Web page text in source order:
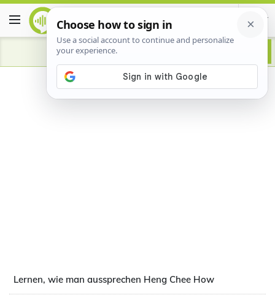
Advertisement
Lernen, wie man aussprechen Heng Chee How